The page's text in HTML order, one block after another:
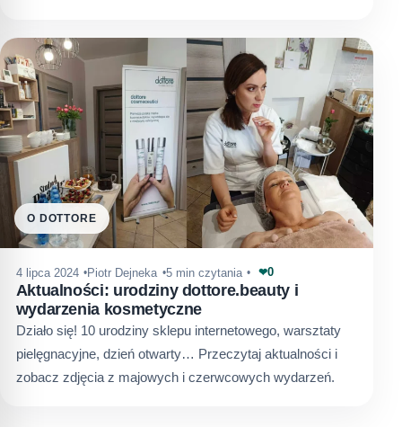
O DOTTORE
4 lipca 2024 Piotr Dejneka 5 min czytania ❤0
Aktualności: urodziny dottore.beauty i
wydarzenia kosmetyczne
Działo się! 10 urodziny sklepu internetowego, warsztaty
pielęgnacyjne, dzień otwarty… Przeczytaj aktualności i
zobacz zdjęcia z majowych i czerwcowych wydarzeń.